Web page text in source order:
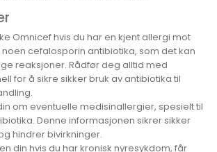
Omnicef hvis du har en kjent allergi mot
cefalosporin antibiotika, som det kan
reaksjoner. Rådfør deg alltid med
for å sikre sikker bruk av antibiotika til
om eventuelle medisinallergier, spesielt til
Denne informasjonen sikrer sikker
hindrer bivirkninger.
din hvis du har kronisk nyresykdom, får